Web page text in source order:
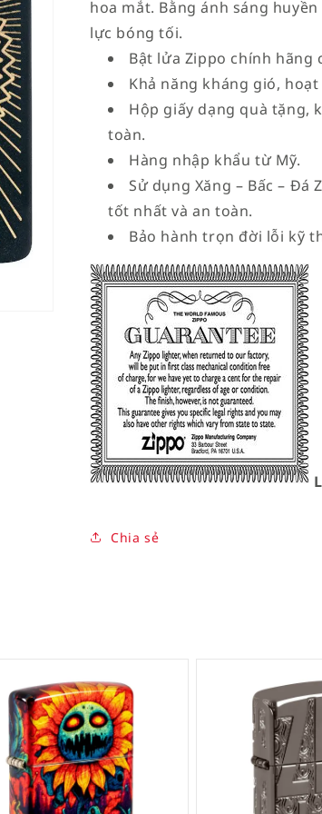
hoa mắt. Bằng ánh sáng
lực bóng tối.
Bật lửa Zippo chính hãng
Khả năng kháng gió,
Hộp giấy dạng quà tặng,
toàn.
Hàng nhập khẩu từ Mỹ.
Sử dụng Xăng – Bấc –
tốt nhất và an toàn.
Bảo hành trọn đời lỗi kỹ
Chia sẻ